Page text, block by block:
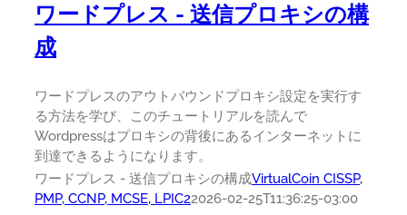
ワードプレス - 送信プロキシの構
成
ワードプレスのアウトバウンドプロキシ設定を実行す
る方法を学び、このチュートリアルを読んで
Wordpressはプロキシの背後にあるインターネットに
到達できるようになります。
ワードプレス - 送信プロキシの構成VirtualCoin CISSP,
PMP, CCNP, MCSE, LPIC22026-02-25T11:36:25-03:00